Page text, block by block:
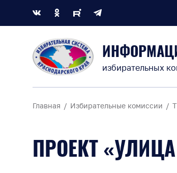
избирательных
Главная Избирательные комиссии
ПРОЕКТ